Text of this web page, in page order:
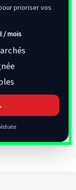
prioriser vos
/ mois